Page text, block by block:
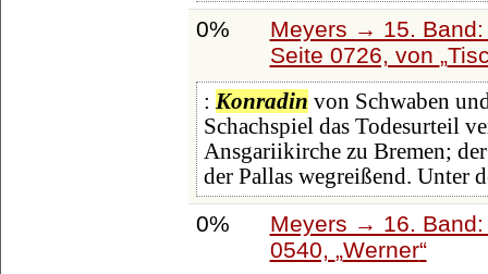
0%
Meyers → 15.
Seite 0726, von
: Konradin von Schwaben
Schachspiel das Todesurteil
Ansgariikirche zu Bremen;
der Pallas wegreißend. Unter
0%
Meyers → 16.
0540,
Werner